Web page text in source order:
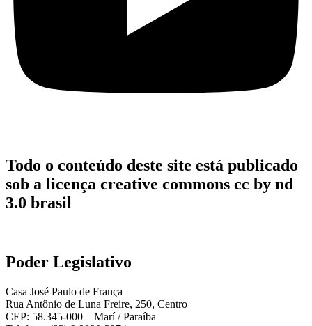
Todo o conteúdo deste site está publicado
sob a licença creative commons cc by nd
3.0 brasil
Poder Legislativo
Casa José Paulo de França
Rua Antônio de Luna Freire, 250, Centro
CEP: 58.345-000 – Marí / Paraíba